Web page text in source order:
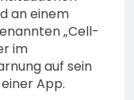
an einem
„Cell-
im
auf sein
App.